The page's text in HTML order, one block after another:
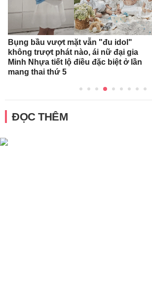
Bụng bầu vượt mặt vẫn "đu idol"
không trượt phát nào, ái nữ đại gia
Minh Nhựa tiết lộ điều đặc biệt ở lần
mang thai thứ 5
ĐỌC THÊM